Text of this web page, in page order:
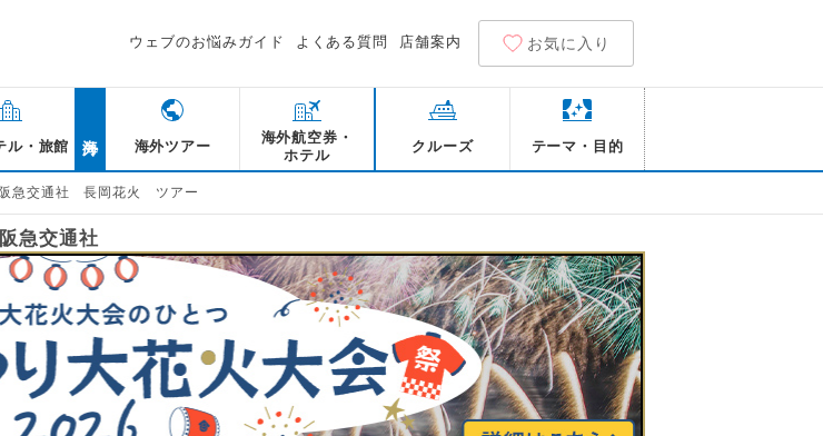
ウェブのお悩みガイド よくある質問 店舗案内 お気に入り
ル・旅館 海外ツアー
海外航空券・
ホテル
クルーズ テーマ・目的
急交通社 長岡花火 ツアー
急交通社